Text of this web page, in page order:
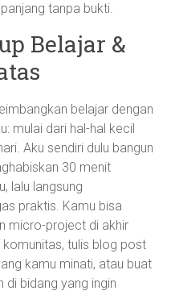
tanpa bukti.
Belajar &
belajar dengan
mulai dari hal-hal kecil
Aku sendiri dulu bangun
30 menit
lalu langsung
praktis. Kamu bisa
micro-project di akhir
tulis blog post
kamu minati, atau buat
di bidang yang ingin